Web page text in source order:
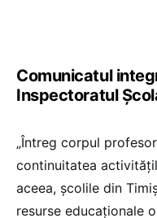
Comunicatul
Inspectoratul
„Întreg corpul
continuitatea
aceea, școlile din
resurse educaționale